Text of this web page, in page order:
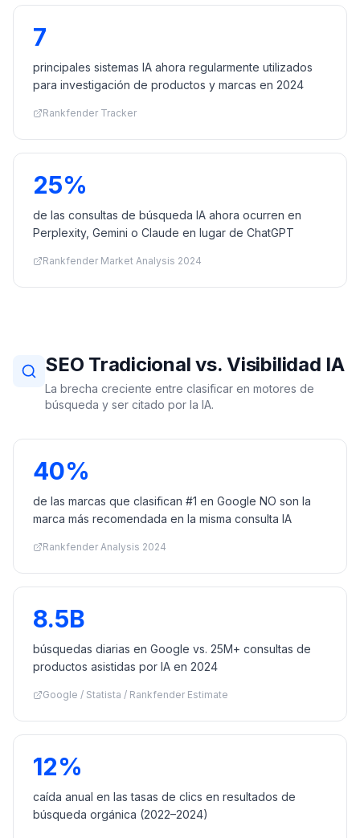
7
principales sistemas IA ahora regularmente utilizados
para investigación de productos y marcas en 2024
Rankfender Tracker
25%
de las consultas de búsqueda IA ahora ocurren en
Perplexity, Gemini o Claude en lugar de ChatGPT
Rankfender Market Analysis 2024
SEO Tradicional vs. Visibilidad IA
La brecha creciente entre clasificar en motores de
búsqueda y ser citado por la IA.
40%
de las marcas que clasifican #1 en Google NO son la
marca más recomendada en la misma consulta IA
Rankfender Analysis 2024
8.5B
búsquedas diarias en Google vs. 25M+ consultas de
productos asistidas por IA en 2024
Google / Statista / Rankfender Estimate
12%
caída anual en las tasas de clics en resultados de
búsqueda orgánica (2022–2024)